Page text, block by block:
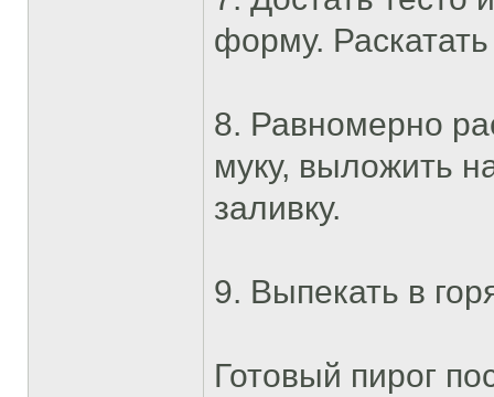
форму.
8. Равномерно
муку, выложить
заливку.
9. Выпекать в
Готовый пирог